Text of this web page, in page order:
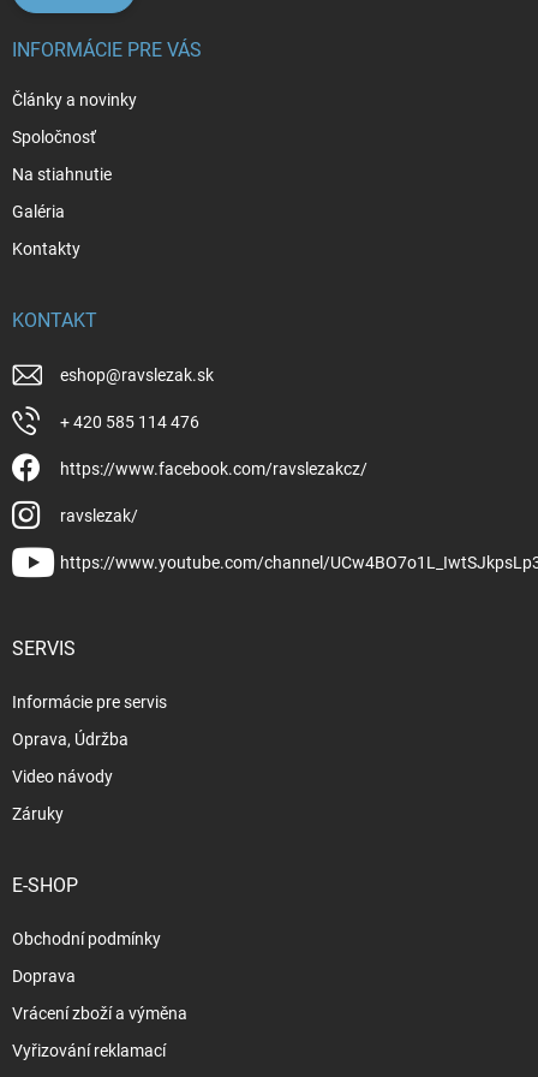
INFORMÁCIE PRE VÁS
Články a novinky
Spoločnosť
Na stiahnutie
Galéria
Kontakty
KONTAKT
eshop@ravslezak.sk
+ 420 585 114 476
https://www.facebook.com/ravslezakcz/
ravslezak/
https://www.youtube.com/channel/
SERVIS
Informácie pre servis
Oprava, Údržba
Video návody
Záruky
E-SHOP
Obchodní podmínky
Doprava
Vrácení zboží a výměna
Vyřizování reklamací